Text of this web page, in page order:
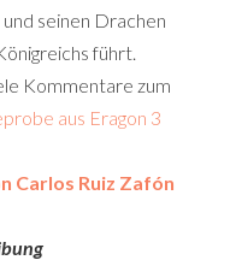
seinen Drachen
führt.
Kommentare zum
aus Eragon 3
Carlos Ruiz Zafón